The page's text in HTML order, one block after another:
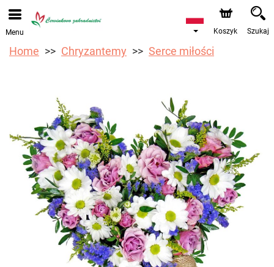
Przyjmujemy zamówienia za pośrednictwem naszego
sklepu internetowego. Najbliższy możliwy termin dostawy
to 12.08.2026 z powodu urlopu.
Menu Koszyk Szukaj
Home Chryzantemy Serce miłości